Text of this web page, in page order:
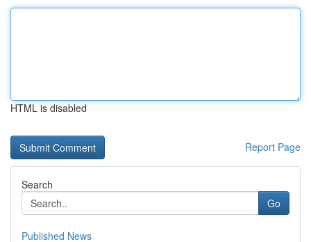
HTML is disabled
Report Page
Search
Go
Published News